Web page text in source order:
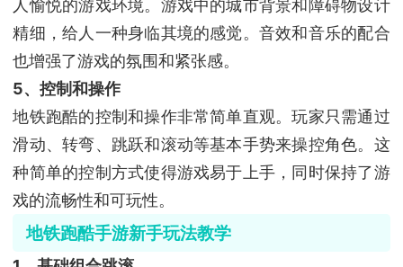
人愉悦的游戏环境。游戏中的城市背景和障碍物设计
精细，给人一种身临其境的感觉。音效和音乐的配合
也增强了游戏的氛围和紧张感。
5、控制和操作
地铁跑酷的控制和操作非常简单直观。玩家只需通过
滑动、转弯、跳跃和滚动等基本手势来操控角色。这
种简单的控制方式使得游戏易于上手，同时保持了游
戏的流畅性和可玩性。
地铁跑酷手游新手玩法教学